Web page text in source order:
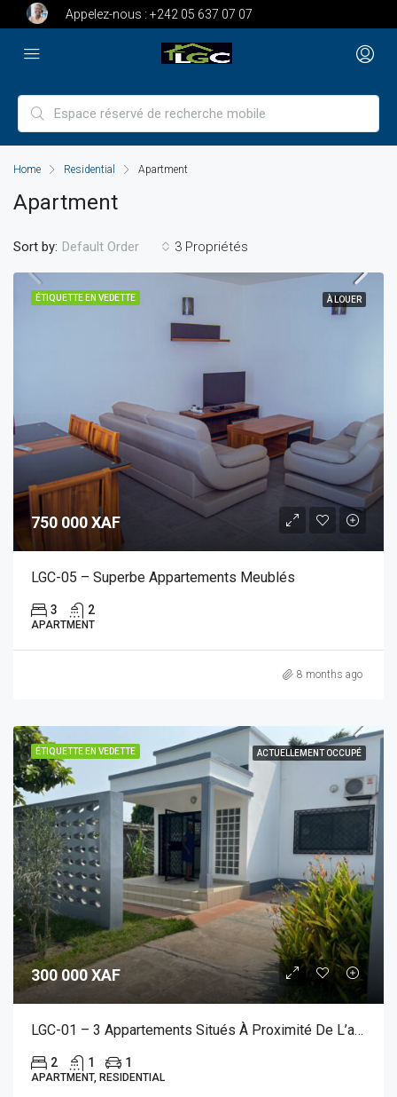
Appelez-nous : +242 05 637 07 07
Home Residential Apartment
Apartment
3 Propriétés
Sort by: Default Order
ÉTIQUETTE EN VEDETTE À LOUER
750 000 XAF
LGC-05 – Superbe Appartements Meublés
3 2
APARTMENT
8 months ago
ÉTIQUETTE EN VEDETTE ACTUELLEMENT OCCUPÉ
300 000 XAF
LGC-01 – 3 Appartements Situés À Proximité De L’aéroport
2 1 1
APARTMENT, RESIDENTIAL